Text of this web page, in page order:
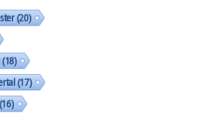
(20)
(18)
(17)